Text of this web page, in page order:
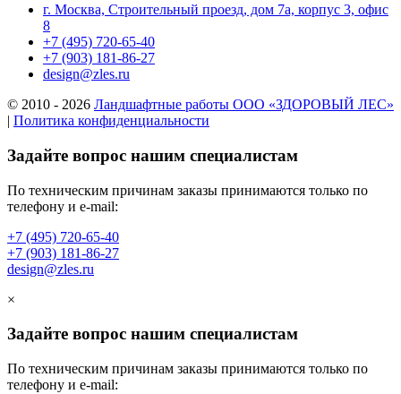
г. Москва, Строительный проезд, дом 7а, корпус 3, офис
8
+7 (495) 720-65-40
+7 (903) 181-86-27
design@zles.ru
© 2010 - 2026 Ландшафтные работы ООО «ЗДОРОВЫЙ ЛЕС»
| Политика конфиденциальности
Задайте вопрос нашим специалистам
По техническим причинам заказы принимаются только по
телефону и e-mail:
+7 (495) 720-65-40
+7 (903) 181-86-27
design@zles.ru
×
Задайте вопрос нашим специалистам
По техническим причинам заказы принимаются только по
телефону и e-mail: